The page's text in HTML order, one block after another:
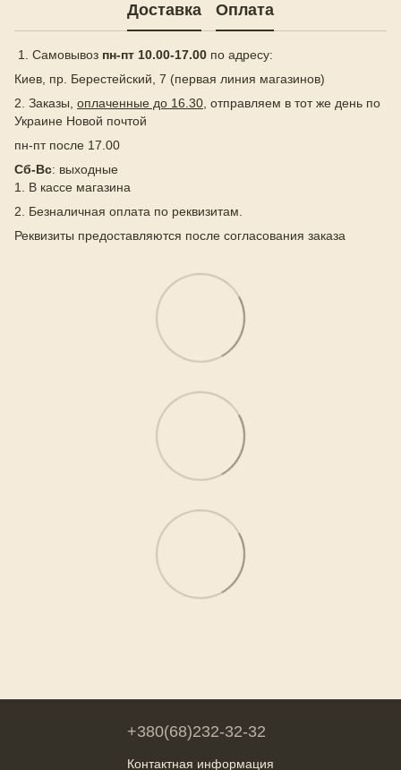
Доставка Оплата
1. Самовывоз пн-пт 10.00-17.00 по адресу:
Киев, пр. Берестейский, 7 (первая линия магазинов)
2. Заказы, оплаченные до 16.30, отправляем в тот же день по
Украине Новой почтой
пн-пт после 17.00
Сб-Вс: выходные
1. В кассе магазина
2. Безналичная оплата по реквизитам.
Реквизиты предоставляются после согласования заказа
+380(68)232-32-32
Контактная информация